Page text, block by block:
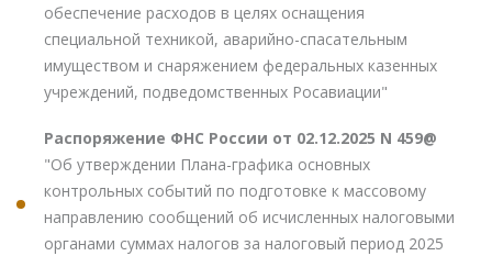
обеспечение расходов в целях оснащения
специальной техникой, аварийно-спасательным
имуществом и снаряжением федеральных казенных
учреждений, подведомственных Росавиации"
Распоряжение ФНС России от 02.12.2025 N 459@
"Об утверждении Плана-графика основных
контрольных событий по подготовке к массовому
направлению сообщений об исчисленных налоговыми
органами суммах налогов за налоговый период 2025